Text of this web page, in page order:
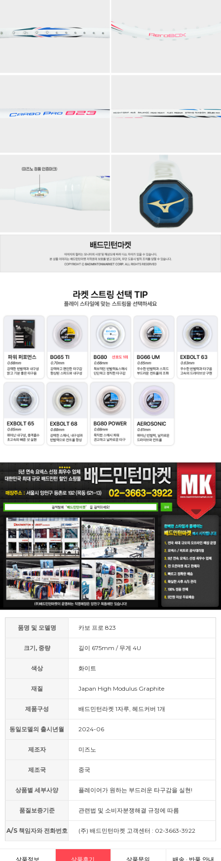
품명 및 모델명 카보 프로 823
크기, 중량 길이 675mm / 무게 4U
색상 화이트
재질 Japan High Modulus Graphite
제품구성 배드민턴라켓 1자루, 헤드커버 1개
동일모델의 출시년월 2024-06
제조자 미즈노
제조국 중국
상품별 세부사양 플레이어가 원하는 부드러운 타구감을 실현!
품질보증기준 관련법 및 소비자분쟁해결 규정에 따름
A/S 책임자와 전화번호 (주) 배드민턴마켓 고객센터 : 02-3663-3922
상품정보 상품후기 상품문의 배송 · 반품 안내